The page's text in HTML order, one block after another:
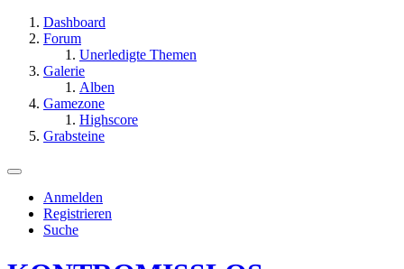
Dashboard
Forum
Unerledigte Themen
Galerie
Alben
Gamezone
Highscore
Grabsteine
Anmelden
Registrieren
Suche